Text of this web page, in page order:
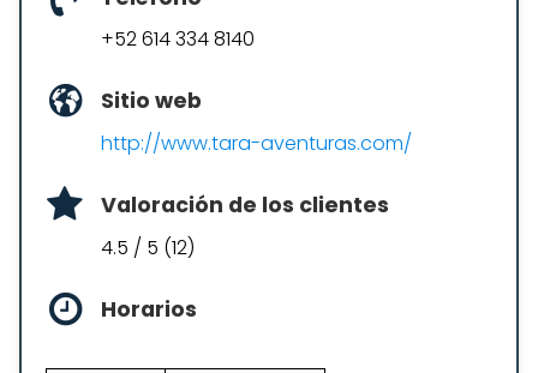
+52 614 334 8140
Sitio web
http://www.tara-aventuras.com/
Valoración de los clientes
4.5 / 5 (12)
Horarios